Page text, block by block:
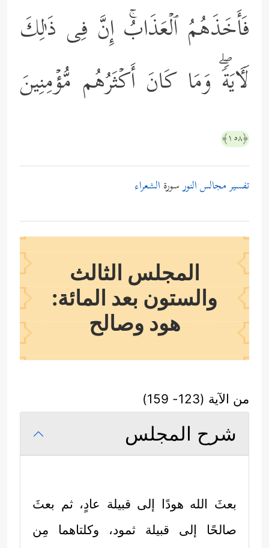
فَأَخَذَهُمُ ٱلۡعَذَابُۚ إِنَّ فِی ذَ ٰ⁠لِكَ
لَـَٔایَةࣰۖ وَمَا كَانَ أَكۡثَرُهُم مُّؤۡمِنِینَ
﴿١٥٨﴾
تفسير مجالس النورسورة الشعراء
المجلس الثالث
والستون بعد المائة:
هود وصالح
من الآية (123- 159)
شرح المجلس
بعثَ الله هودًا إلى قبيلة عادٍ، ثم بعثَ
صالحًا إلى قبيلة ثمود، وكلتاهما مِن